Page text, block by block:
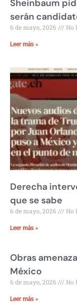
Sheinbaum
serán
6 de mayo, 2026 No
Leer más »
Derecha
que se sabe
6 de mayo, 2026 No
Leer más »
Obras
México
6 de mayo, 2026 No
Leer más »